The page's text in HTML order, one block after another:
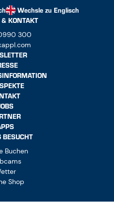
Wechsle zu Englisch
KONTAKT
300
BESUCHT
Buchen
Shop